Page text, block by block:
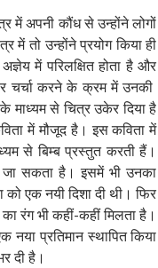
में अपनी कौंध से उन्होंने लोगों
तो उन्होंने प्रयोग किया ही
में परिलक्षित होता है और
चर्चा करने के क्रम में उनकी
के माध्यम से चित्र उकेर दिया है
में मौजूद है। इस कविता में
से बिम्ब प्रस्तुत करती हैं।
जा सकता है। इसमें भी उनका
को एक नयी दिशा दी थी। फिर
रंग भी कहीं-कहीं मिलता है।
प्रतिमान स्थापित किया
दी है।